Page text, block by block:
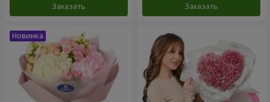
Заказать Заказать